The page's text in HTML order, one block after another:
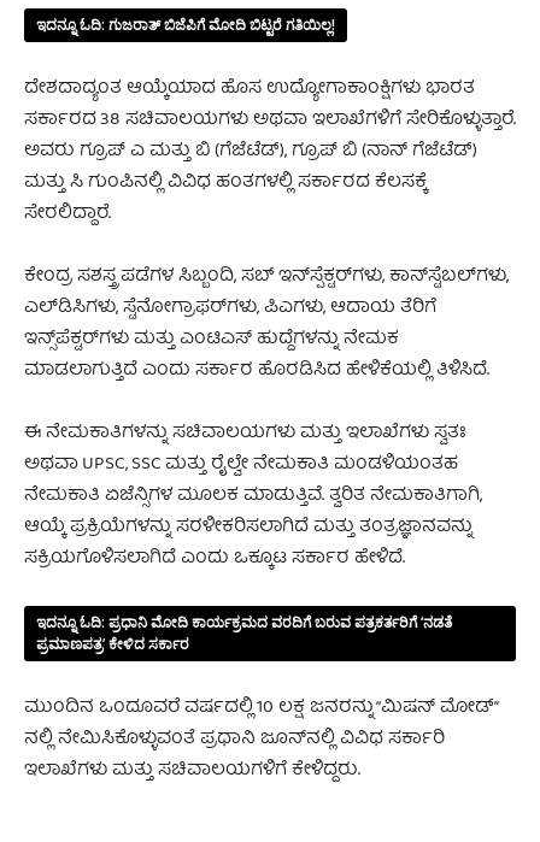
ಇದನ್ನೂ ಓದಿ: ಗುಜರಾತ್ ಬಿಜೆಪಿಗೆ ಮೋದಿ ಬಿಟ್ಟರೆ ಗತಿಯಿಲ್ಲ!
ದೇಶದಾದ್ಯಂತ ಆಯ್ಕೆಯಾದ ಹೊಸ ಉದ್ಯೋಗಾಕಾಂಕ್ಷಿಗಳು ಭಾರತ
ಸರ್ಕಾರದ 38 ಸಚಿವಾಲಯಗಳು ಅಥವಾ ಇಲಾಖೆಗಳಿಗೆ ಸೇರಿಕೊಳ್ಳುತ್ತಾರೆ.
ಅವರು ಗ್ರೂಪ್ ಎ ಮತ್ತು ಬಿ (ಗೆಜೆಟೆಡ್), ಗ್ರೂಪ್ ಬಿ (ನಾನ್ ಗೆಜೆಟೆಡ್)
ಮತ್ತು ಸಿ ಗುಂಪಿನಲ್ಲಿ ವಿವಿಧ ಹಂತಗಳಲ್ಲಿ ಸರ್ಕಾರದ ಕೆಲಸಕ್ಕೆ
ಸೇರಲಿದ್ದಾರೆ.
ಕೇಂದ್ರ ಸಶಸ್ತ್ರ ಪಡೆಗಳ ಸಿಬ್ಬಂದಿ, ಸಬ್ ಇನ್‌ಸ್ಪೆಕ್ಟರ್‌ಗಳು, ಕಾನ್‌ಸ್ಟೆಬಲ್‌ಗಳು,
ಎಲ್‌ಡಿಸಿಗಳು, ಸ್ಟೆನೋಗ್ರಾಫರ್‌ಗಳು, ಪಿಎಗಳು, ಆದಾಯ ತೆರಿಗೆ
ಇನ್ಸ್‌ಪೆಕ್ಟರ್‌ಗಳು ಮತ್ತು ಎಂಟಿಎಸ್ ಹುದ್ದೆಗಳನ್ನು ನೇಮಕ
ಮಾಡಲಾಗುತ್ತಿದೆ ಎಂದು ಸರ್ಕಾರ ಹೊರಡಿಸಿದ ಹೇಳಿಕೆಯಲ್ಲಿ ತಿಳಿಸಿದೆ.
ಈ ನೇಮಕಾತಿಗಳನ್ನು ಸಚಿವಾಲಯಗಳು ಮತ್ತು ಇಲಾಖೆಗಳು ಸ್ವತಃ
ಅಥವಾ UPSC, SSC ಮತ್ತು ರೈಲ್ವೇ ನೇಮಕಾತಿ ಮಂಡಳಿಯಂತಹ
ನೇಮಕಾತಿ ಏಜೆನ್ಸಿಗಳ ಮೂಲಕ ಮಾಡುತ್ತಿವೆ. ತ್ವರಿತ ನೇಮಕಾತಿಗಾಗಿ,
ಆಯ್ಕೆ ಪ್ರಕ್ರಿಯೆಗಳನ್ನು ಸರಳೀಕರಿಸಲಾಗಿದೆ ಮತ್ತು ತಂತ್ರಜ್ಞಾನವನ್ನು
ಸಕ್ರಿಯಗೊಳಿಸಲಾಗಿದೆ ಎಂದು ಒಕ್ಕೂಟ ಸರ್ಕಾರ ಹೇಳಿದೆ.
ಇದನ್ನೂ ಓದಿ: ಪ್ರಧಾನಿ ಮೋದಿ ಕಾರ್ಯಕ್ರಮದ ವರದಿಗೆ ಬರುವ ಪತ್ರಕರ್ತರಿಗೆ ‘ನಡತೆ
ಪ್ರಮಾಣಪತ್ರ’ ಕೇಳಿದ ಸರ್ಕಾರ
ಮುಂದಿನ ಒಂದೂವರೆ ವರ್ಷದಲ್ಲಿ 10 ಲಕ್ಷ ಜನರನ್ನು “ಮಿಷನ್ ಮೋಡ್”
ನಲ್ಲಿ ನೇಮಿಸಿಕೊಳ್ಳುವಂತೆ ಪ್ರಧಾನಿ ಜೂನ್‌ನಲ್ಲಿ ವಿವಿಧ ಸರ್ಕಾರಿ
ಇಲಾಖೆಗಳು ಮತ್ತು ಸಚಿವಾಲಯಗಳಿಗೆ ಕೇಳಿದ್ದರು.